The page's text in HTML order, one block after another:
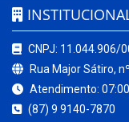
CNPJ: 11.044.906/
Rua Major Sátiro,
Atendimento:
(87) 9 9140-7870